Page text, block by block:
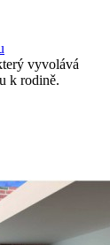
vyvolává
k rodině.